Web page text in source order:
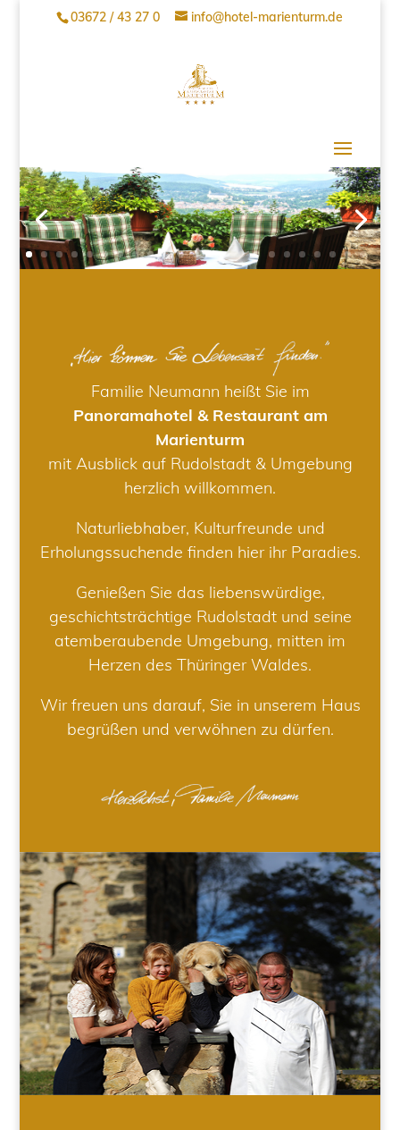
03672 / 43 27 0 info@hotel-marienturm.de
Familie Neumann heißt Sie im
Panoramahotel & Restaurant am
Marienturm
mit Ausblick auf Rudolstadt & Umgebung
herzlich willkommen.
Naturliebhaber, Kulturfreunde und
Erholungssuchende finden hier ihr Paradies.
Genießen Sie das liebenswürdige,
geschichtsträchtige Rudolstadt und seine
atemberaubende Umgebung, mitten im
Herzen des Thüringer Waldes.
Wir freuen uns darauf, Sie in unserem Haus
begrüßen und verwöhnen zu dürfen.